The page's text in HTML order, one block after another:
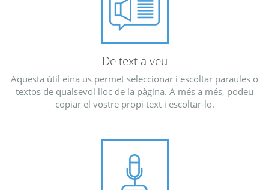
De text a veu
Aquesta útil eina us permet seleccionar i escoltar paraules o
textos de qualsevol lloc de la pàgina. A més a més, podeu
copiar el vostre propi text i escoltar-lo.